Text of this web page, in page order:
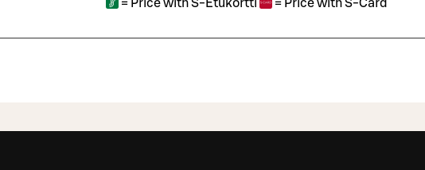
= Price with S-Etukortti = Price with S-Card